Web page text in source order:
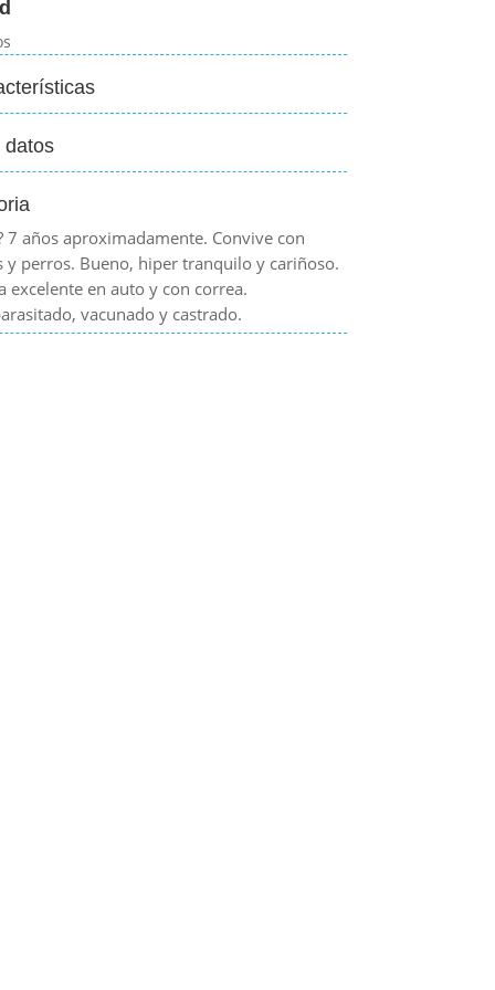
datos
7 años aproximadamente. Convive con
y perros. Bueno, hiper tranquilo y cariñoso.
excelente en auto y con correa.
vacunado y castrado.